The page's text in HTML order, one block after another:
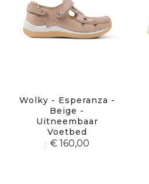
Wolky - Esperanza -
Beige -
Uitneembaar
Voetbed
€ 160,00